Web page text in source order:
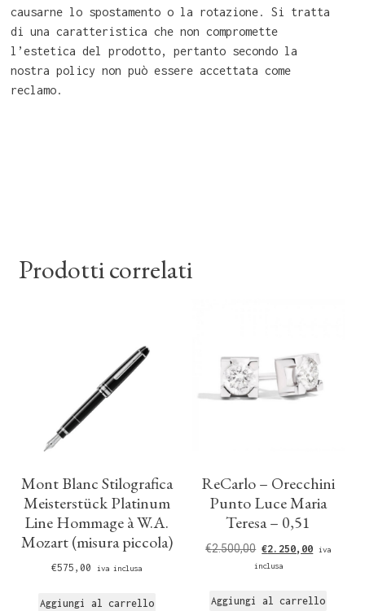
causarne lo spostamento o la rotazione. Si tratta
di una caratteristica che non compromette
l’estetica del prodotto, pertanto secondo la
nostra policy non può essere accettata come
reclamo.
Prodotti correlati
Mont Blanc Stilografica
Meisterstück Platinum
Line Hommage à W.A.
Mozart (misura piccola)
€575,00 iva inclusa
Aggiungi al carrello
ReCarlo – Orecchini
Punto Luce Maria
Teresa – 0,51
€2.500,00 €2.250,00
iva
inclusa
Aggiungi al carrello